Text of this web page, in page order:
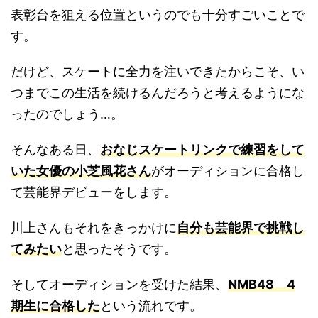
表彰台を狙える位置というのでも十分すごいことで
す。
だけど、スケートに全力を注いできたからこそ、い
つまでこの生活を続けるんだろうと考えるようにな
ったのでしょう…。
そんなある日、 おなじスケートリンクで練習をして
いた女優の小芝風花さんがオーディションに合格し
て芸能界デビューをします。
川上さんもそれをきっかけに自分も芸能界で挑戦し
てみたいと思ったそうです。
そしてオーディションを受けた結果、 NMB48 4
期生に合格したという流れです。